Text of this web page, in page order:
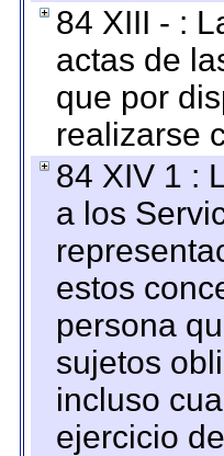
84 XIII - :
actas de
que por
realizarse
84 XIV 1 :
a los
estos
persona
sujetos
incluso
ejercicio